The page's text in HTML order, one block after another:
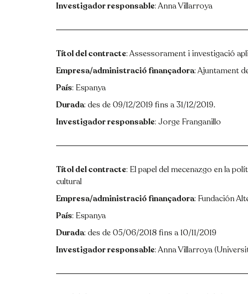
Investigador responsable: Anna Villarroya
Títol del contracte: Assessorament i investigació
Empresa/administració finançadora: Ajuntament
País: Espanya
Durada: des de 09/12/2019 fins a 31/12/2019.
Investigador responsable: Jorge Franganillo
Títol del contracte: El papel del mecenazgo en la
cultural
Empresa/administració finançadora: Fundación
País: Espanya
Durada: des de 05/06/2018 fins a 10/11/2019
Investigador responsable: Anna Villarroya